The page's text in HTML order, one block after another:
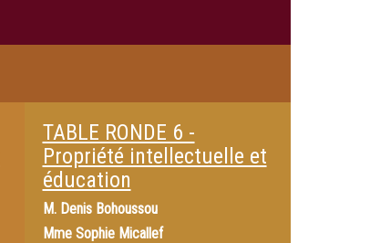
TABLE RONDE 6 -
Propriété intellectuelle et
éducation
M. Denis Bohoussou
Mme Sophie Micallef